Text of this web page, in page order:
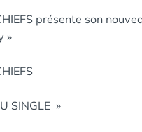
présente son
»
SINGLE »